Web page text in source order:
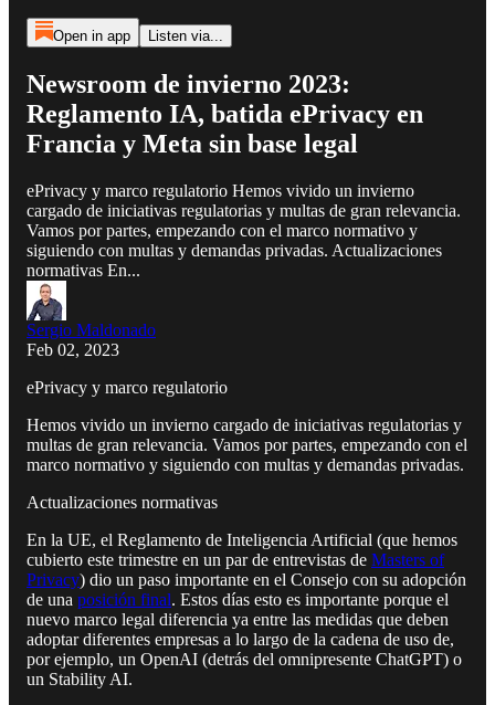
Open in app Listen via...
Newsroom de invierno 2023:
Reglamento IA, batida ePrivacy en
Francia y Meta sin base legal
ePrivacy y marco regulatorio Hemos vivido un invierno
cargado de iniciativas regulatorias y multas de gran relevancia.
Vamos por partes, empezando con el marco normativo y
siguiendo con multas y demandas privadas. Actualizaciones
normativas En...
Sergio Maldonado
Feb 02, 2023
ePrivacy y marco regulatorio
Hemos vivido un invierno cargado de iniciativas regulatorias y
multas de gran relevancia. Vamos por partes, empezando con el
marco normativo y siguiendo con multas y demandas privadas.
Actualizaciones normativas
En la UE, el Reglamento de Inteligencia Artificial (que hemos
cubierto este trimestre en un par de entrevistas de Masters of
Privacy) dio un paso importante en el Consejo con su adopción
de una posición final. Estos días esto es importante porque el
nuevo marco legal diferencia ya entre las medidas que deben
adoptar diferentes empresas a lo largo de la cadena de uso de,
por ejemplo, un OpenAI (detrás del omnipresente ChatGPT) o
un Stability AI.